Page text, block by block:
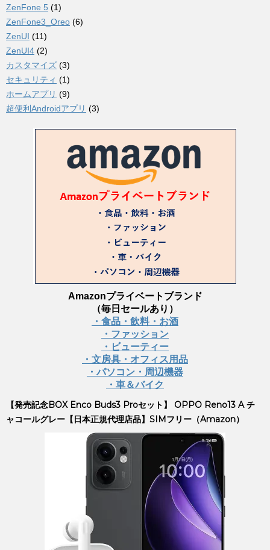
ZenFone 5 (1)
ZenFone3_Oreo (6)
ZenUI (11)
ZenUI4 (2)
カスタマイズ (3)
セキュリティ (1)
ホームアプリ (9)
超便利Androidアプリ (3)
Amazonプライベートブランド
（毎日セールあり）
・食品・飲料・お酒
・ファッション
・ビューティー
・文房具・オフィス用品
・パソコン・周辺機器
・車＆バイク
【発売記念BOX Enco Buds3 Proセット】 OPPO Reno13 A チ
ャコールグレー【日本正規代理店品】SIMフリー（Amazon）